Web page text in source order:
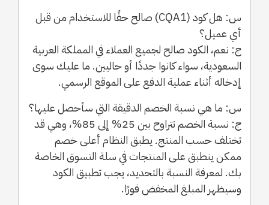
س: هل كود (CQA1) صالح حقًا للاستخدام من قبل
أي عميل؟
ج: نعم، الكود صالح لجميع العملاء في المملكة العربية
السعودية، سواء كانوا جددًا أو حاليين. ما عليك سوى
إدخاله أثناء عملية الدفع على الموقع الرسمي.
س: ما هي نسبة الخصم الدقيقة التي سأحصل عليها؟
ج: نسبة الخصم تتراوح بين 25% إلى 85%، وهي قد
تختلف حسب المنتج. يطبق النظام أعلى خصم
ممكن ينطبق على المنتجات في سلة التسوق الخاصة
بك. لمعرفة النسبة بالتحديد، يجب تطبيق الكود
وسيظهر المبلغ المخفض فورًا.